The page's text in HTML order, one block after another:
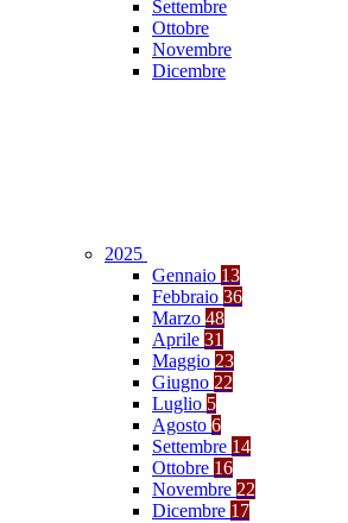
Settembre
Ottobre
Novembre
Dicembre
2025
Gennaio 13
Febbraio 36
Marzo 48
Aprile 31
Maggio 23
Giugno 22
Luglio 5
Agosto 6
Settembre 14
Ottobre 16
Novembre 22
Dicembre 17